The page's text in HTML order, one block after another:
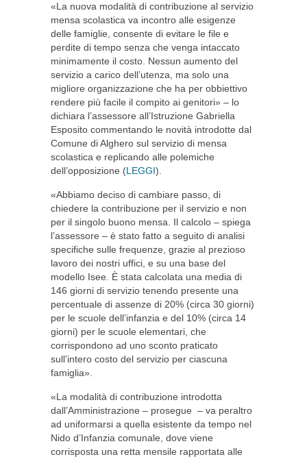
«La nuova modalità di contribuzione al servizio
mensa scolastica va incontro alle esigenze
delle famiglie, consente di evitare le file e
perdite di tempo senza che venga intaccato
minimamente il costo. Nessun aumento del
servizio a carico dell’utenza, ma solo una
migliore organizzazione che ha per obbiettivo
rendere più facile il compito ai genitori» – lo
dichiara l’assessore all’Istruzione Gabriella
Esposito commentando le novità introdotte dal
Comune di Alghero sul servizio di mensa
scolastica e replicando alle polemiche
dell’opposizione (LEGGI).
«Abbiamo deciso di cambiare passo, di
chiedere la contribuzione per il servizio e non
per il singolo buono mensa. Il calcolo – spiega
l’assessore – è stato fatto a seguito di analisi
specifiche sulle frequenze, grazie al prezioso
lavoro dei nostri uffici, e su una base del
modello Isee. È stata calcolata una media di
146 giorni di servizio tenendo presente una
percentuale di assenze di 20% (circa 30 giorni)
per le scuole dell’infanzia e del 10% (circa 14
giorni) per le scuole elementari, che
corrispondono ad uno sconto praticato
sull’intero costo del servizio per ciascuna
famiglia».
«La modalità di contribuzione introdotta
dall’Amministrazione – prosegue – va peraltro
ad uniformarsi a quella esistente da tempo nel
Nido d’Infanzia comunale, dove viene
corrisposta una retta mensile rapportata alle